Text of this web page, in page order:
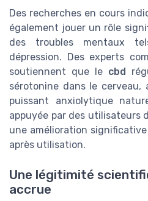
Des recherches en cours
également jouer un rôle
des troubles mentaux
dépression. Des experts
soutiennent que le cbd
sérotonine dans le cerveau,
puissant anxiolytique
appuyée par des utilisateurs
une amélioration
après utilisation.
Une légitimité
accrue